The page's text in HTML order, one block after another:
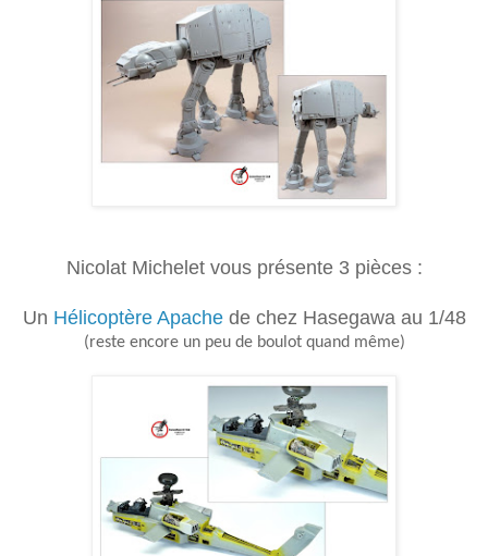
Nicolat Michelet vous présente 3 pièces :
Un Hélicoptère Apachede chez Hasegawa au 1/48
(reste encore un peu de boulot quand même)